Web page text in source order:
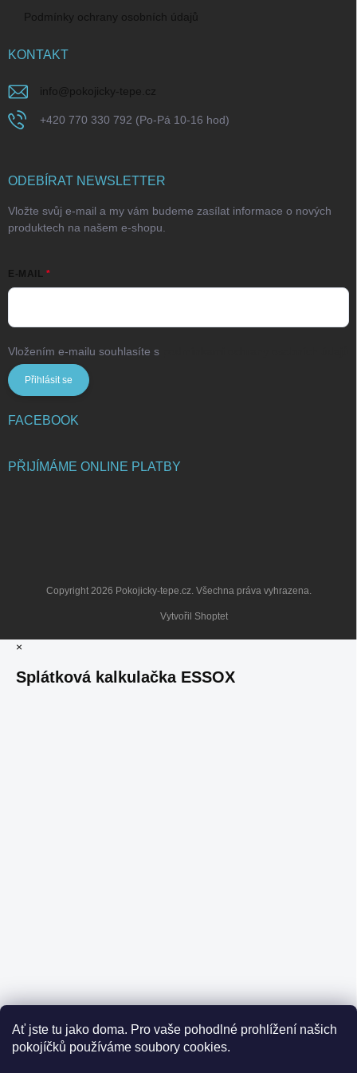
Ať jste tu jako doma. Pro vaše pohodlné prohlížení našich
pokojíčků používáme soubory cookies.
Podmínky ochrany osobních údajů
KONTAKT
info@pokojicky-tepe.cz
+420 770 330 792 (Po-Pá 10-16 hod)
ODEBÍRAT NEWSLETTER
Vložte svůj e-mail a my vám budeme zasílat informace o nových
produktech na našem e-shopu.
E-MAIL
Vložením e-mailu souhlasíte s
Přihlásit se
FACEBOOK
PŘIJÍMÁME ONLINE PLATBY
Vytvořil Shoptet
Copyright 2026 Pokojicky-tepe.cz. Všechna práva vyhrazena.
×
Splátková kalkulačka ESSOX